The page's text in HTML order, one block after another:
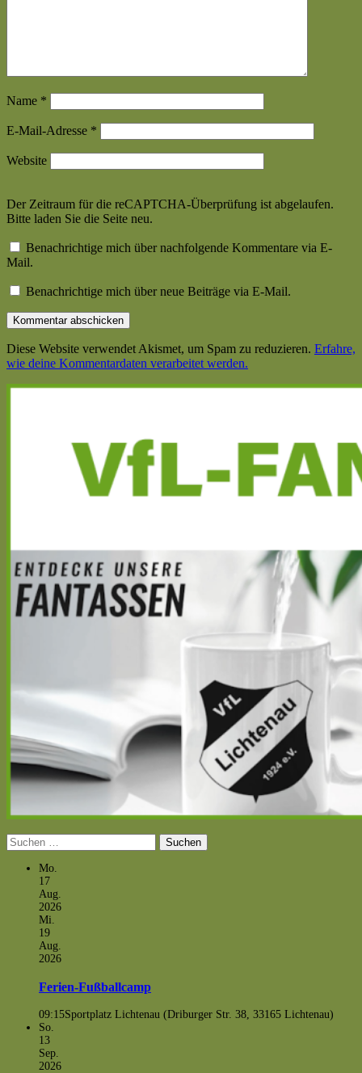
Name *
E-Mail-Adresse *
Website
Der Zeitraum für die reCAPTCHA-Überprüfung ist abgelaufen.
Bitte laden Sie die Seite neu.
Benachrichtige mich über nachfolgende Kommentare via E-
Mail.
Benachrichtige mich über neue Beiträge via E-Mail.
Diese Website verwendet Akismet, um Spam zu reduzieren. Erfahre,
wie deine Kommentardaten verarbeitet werden.
Haupt-
Suchen
nach:
Mo.
17
Aug.
2026
Mi.
19
Aug.
2026
Ferien-Fußballcamp
09:15Sportplatz Lichtenau (Driburger Str. 38, 33165 Lichtenau)
So.
13
Sep.
2026